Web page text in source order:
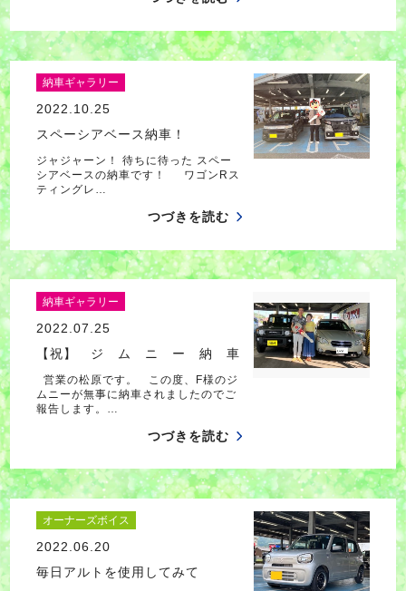
納車ギャラリー
2022.10.25
スペーシアベース納車！
ジャジャーン！ 待ちに待った スペー
シアベースの納車です！ ワゴンRス
ティングレ…
つづきを読む
納車ギャラリー
2022.07.25
【祝】 ジ ム ニ ー 納 車
営業の松原です。 この度、F様のジ
ムニーが無事に納車されましたのでご
報告します。…
つづきを読む
オーナーズボイス
2022.06.20
毎日アルトを使用してみて